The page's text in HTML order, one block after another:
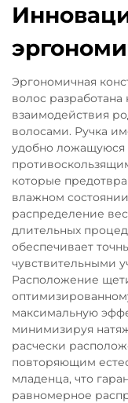
Эргономичная
волос
взаимодействия
волосами. Ручка
удобно ложащуюся
которые
влажном
распределение
длительных
обеспечивает
чувствительными
Расположение
максимальную
минимизируя
расчески
повторяющим
младенца, что
равномерное